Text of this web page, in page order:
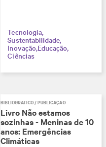
Tecnologia
Sustentabilidade
InovaçãoEducação
Ciências
BIBLIOGRÁFICO / PUBLICAÇÃO
Livro Não estamos
sozinhas - Meninas de 10
anos: Emergências
Climáticas